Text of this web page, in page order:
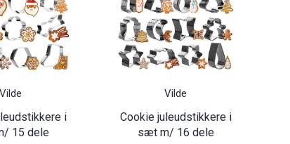
Vilde
i
15 dele
Vilde
Cookie juleudstikkere i
sæt m/ 16 dele